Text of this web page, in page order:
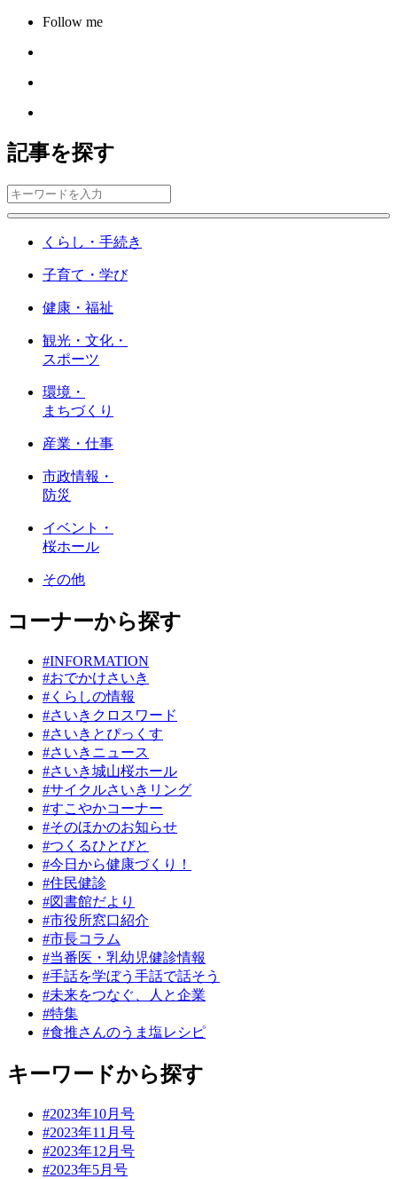
Follow me
記事を探す
くらし・手続き
子育て・学び
健康・福祉
観光・文化・
スポーツ
環境・
まちづくり
産業・仕事
市政情報・
防災
イベント・
桜ホール
その他
コーナーから探す
#INFORMATION
#おでかけさいき
#くらしの情報
#さいきクロスワード
#さいきとぴっくす
#さいきニュース
#さいき城山桜ホール
#サイクルさいきリング
#すこやかコーナー
#そのほかのお知らせ
#つくるひとびと
#今日から健康づくり！
#住民健診
#図書館だより
#市役所窓口紹介
#市長コラム
#当番医・乳幼児健診情報
#手話を学ぼう手話で話そう
#未来をつなぐ、人と企業
#特集
#食推さんのうま塩レシピ
キーワードから探す
#2023年10月号
#2023年11月号
#2023年12月号
#2023年5月号